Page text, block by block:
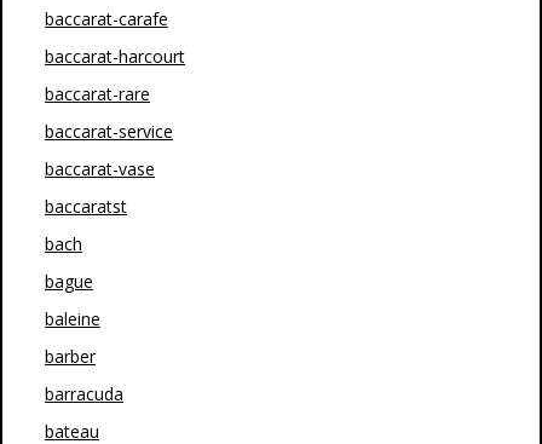
baccarat-carafe
baccarat-harcourt
baccarat-rare
baccarat-service
baccarat-vase
baccaratst
bach
bague
baleine
barber
barracuda
bateau